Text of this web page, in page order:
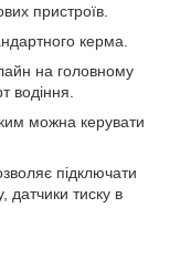
пристроїв.
керма.
на головному
водіння.
можна керувати
підключати
датчики тиску в